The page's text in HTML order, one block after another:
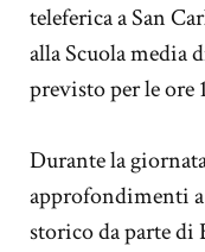
teleferica a San
alla Scuola media
previsto per le ore
Durante la
approfondimenti a
storico da parte